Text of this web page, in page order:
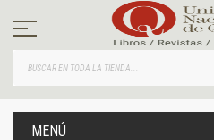
contenido
MENÚ